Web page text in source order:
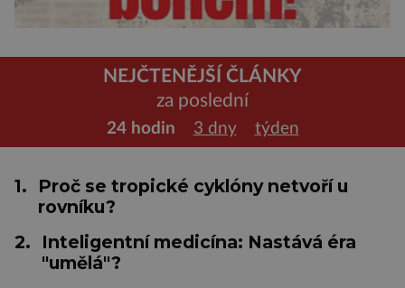
NEJČTENĚJŠÍ ČLÁNKY
za poslední
24 hodin 3 dny týden
1.
Proč se tropické cyklóny netvoří u
rovníku?
2.
Inteligentní medicína: Nastává éra
"umělá"?